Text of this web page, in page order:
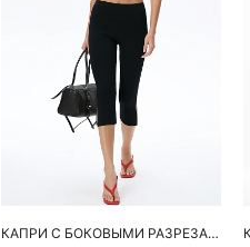
КАПРИ С БОКОВЫМИ РАЗРЕЗАМИ